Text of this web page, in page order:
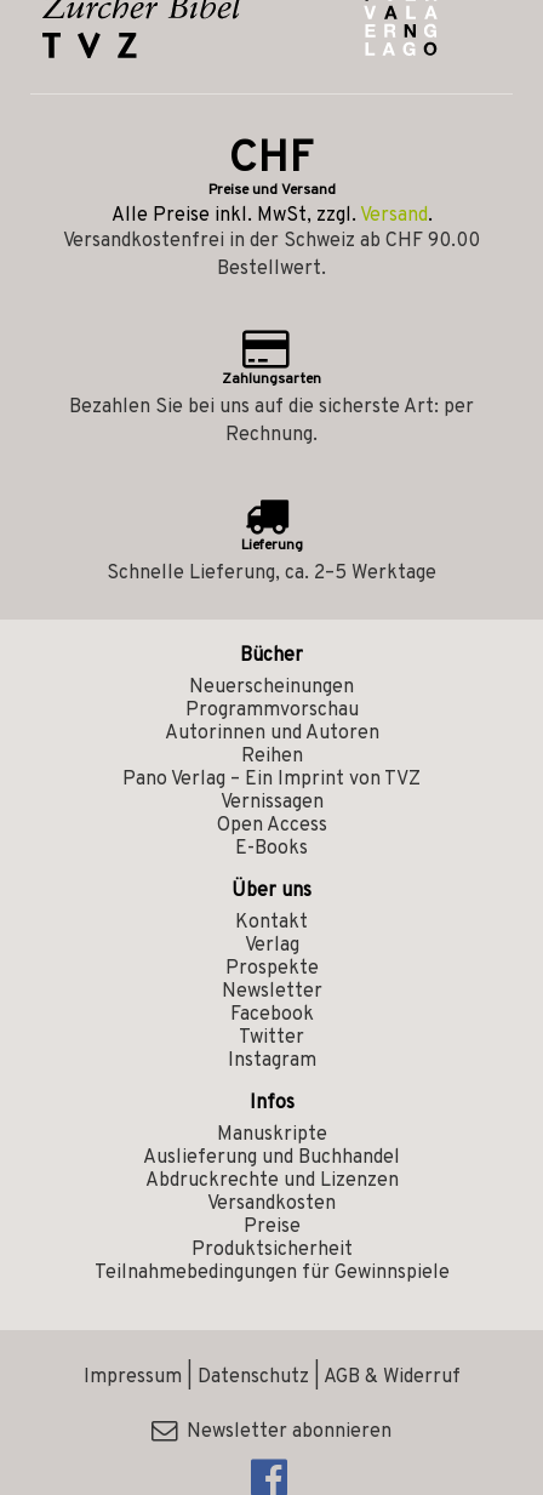
CHF
Preise und Versand
Alle Preise inkl. MwSt, zzgl. Versand.
Versandkostenfrei in der Schweiz ab CHF 90.00
Bestellwert.
Zahlungsarten
Bezahlen Sie bei uns auf die sicherste Art: per
Rechnung.
Lieferung
Schnelle Lieferung, ca. 2–5 Werktage
Bücher
Neuerscheinungen
Programmvorschau
Autorinnen und Autoren
Reihen
Pano Verlag – Ein Imprint von TVZ
Vernissagen
Open Access
E-Books
Über uns
Kontakt
Verlag
Prospekte
Newsletter
Facebook
Twitter
Instagram
Infos
Manuskripte
Auslieferung und Buchhandel
Abdruckrechte und Lizenzen
Versandkosten
Preise
Produktsicherheit
Teilnahmebedingungen für Gewinnspiele
Impressum Datenschutz AGB & Widerruf
Newsletter abonnieren